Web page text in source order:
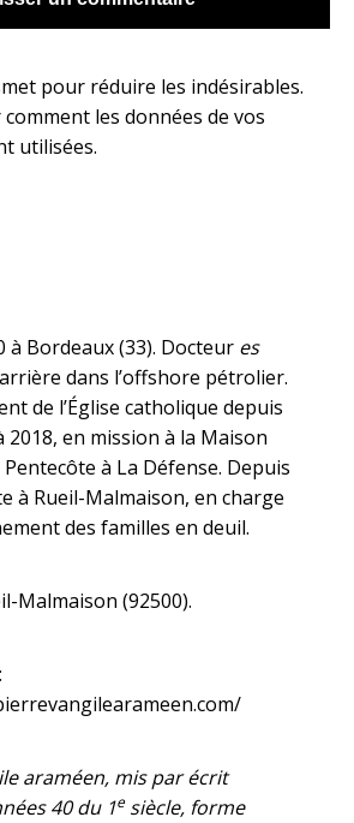
pour réduire les indésirables.
les données de vos
utilisées.
à Bordeaux (33). Docteur es
dans l’offshore pétrolier.
de l’Église catholique depuis
2018, en mission à la Maison
Pentecôte à La Défense. Depuis
à Rueil-Malmaison, en charge
des familles en deuil.
Malmaison (92500).
araméen, mis par écrit
40 du 1esiècle, forme